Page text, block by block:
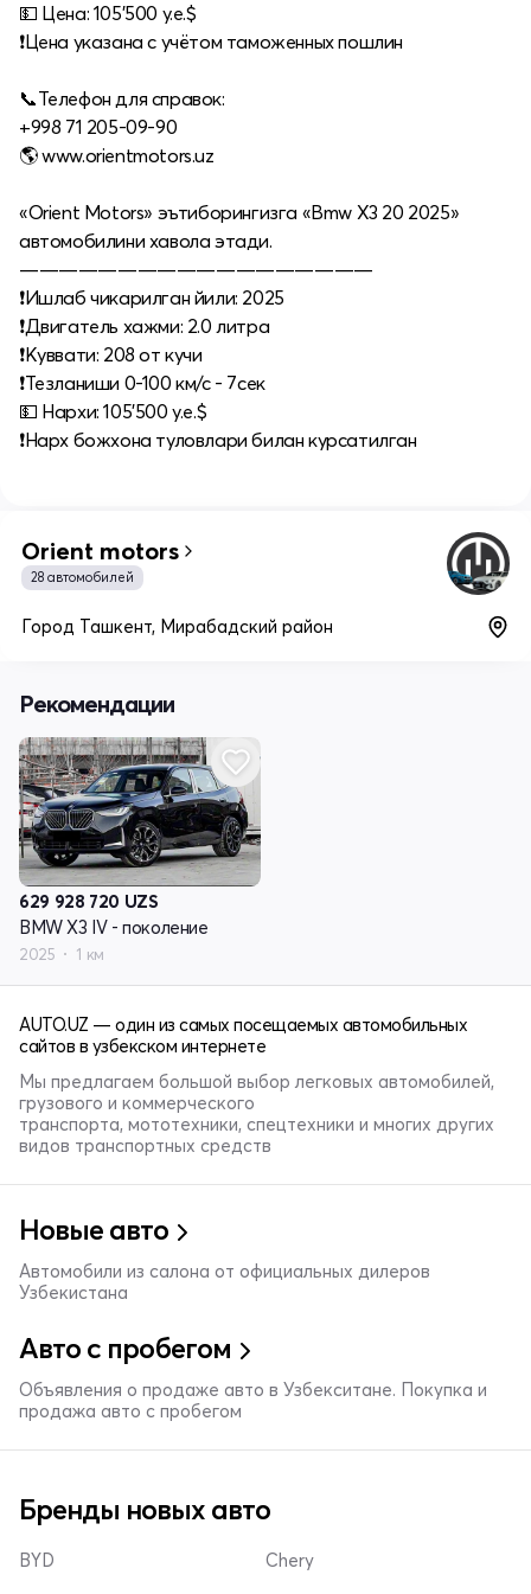
💵 Цена: 105'500 у.е.$
❗️Цена указана с учётом таможенных пошлин
📞Телефон для справок:
+998 71 205-09-90
🌎 www.orientmotors.uz
«Orient Motors» эътиборингизга «Bmw X3 20 2025»
автомобилини хавола этади.
——————————————————
❗️Ишлаб чикарилган йили: 2025
❗️Двигатель хажми: 2.0 литра
❗️Куввати: 208 от кучи
❗️Тезланиши 0-100 км/с - 7сек
💵 Нархи: 105'500 у.е.$
❗️Нарх божхона туловлари билан курсатилган
Orient motors
28 автомобилей
Город Ташкент, Мирабадский район
Рекомендации
629 928 720 UZS
BMW X3 IV - поколение
2025 1 км
AUTO.UZ — один из самых посещаемых автомобильных
сайтов в узбекском интернете
Мы предлагаем большой выбор легковых автомобилей,
грузового и коммерческого
транспорта, мототехники, спецтехники и многих других
видов транспортных средств
Новые авто
Автомобили из салона от официальных дилеров
Узбекистана
Авто с пробегом
Объявления о продаже авто в Узбекситане. Покупка и
продажа авто с пробегом
Бренды новых авто
BYD Chery